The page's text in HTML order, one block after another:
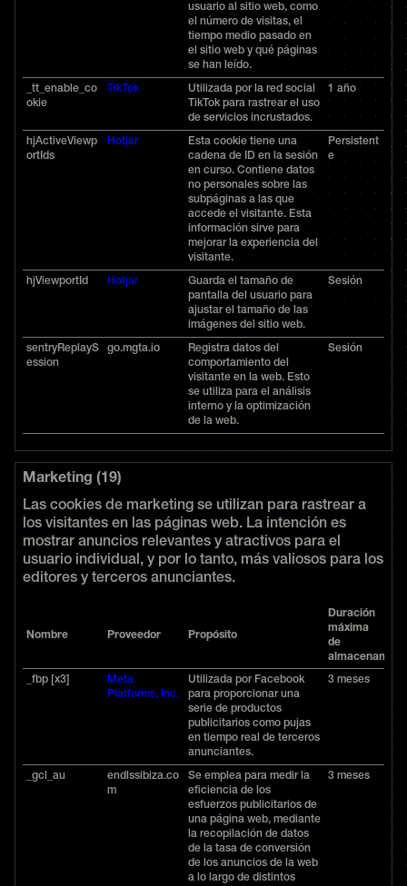
usuario al sitio web, como
el número de visitas, el
tiempo medio pasado en
el sitio web y qué páginas
se han leído.
_tt_enable_co
okie
TikTok
Utilizada por la red social
TikTok para rastrear el uso
de servicios incrustados.
1 año
hjActiveViewp
ortIds
Hotjar
Esta cookie tiene una
cadena de ID en la sesión
en curso. Contiene datos
no personales sobre las
subpáginas a las que
accede el visitante. Esta
información sirve para
mejorar la experiencia del
visitante.
Persistent
e
hjViewportId Hotjar
Guarda el tamaño de
pantalla del usuario para
ajustar el tamaño de las
imágenes del sitio web.
Sesión
sentryReplayS
ession
go.mgta.io
Registra datos del
comportamiento del
visitante en la web. Esto
se utiliza para el análisis
interno y la optimización
de la web.
Sesión
Marketing (19)
Las cookies de marketing se utilizan para rastrear a
los visitantes en las páginas web. La intención es
mostrar anuncios relevantes y atractivos para el
usuario individual, y por lo tanto, más valiosos para los
editores y terceros anunciantes.
Nombre Proveedor Propósito
Duración
máxima
de
_fbp [x3]
Meta
Platforms, Inc.
Utilizada por Facebook
para proporcionar una
serie de productos
publicitarios como pujas
en tiempo real de terceros
anunciantes.
3 meses
_gcl_au
endlssibiza.co
m
Se emplea para medir la
eficiencia de los
esfuerzos publicitarios de
una página web, mediante
la recopilación de datos
de la tasa de conversión
de los anuncios de la web
a lo largo de distintos
3 meses